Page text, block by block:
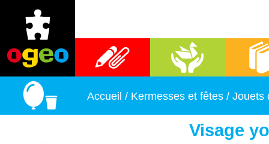
Fournitures scolaires Activités manuelles
Accueil / Kermesses et fêtes / Jouets
Visage